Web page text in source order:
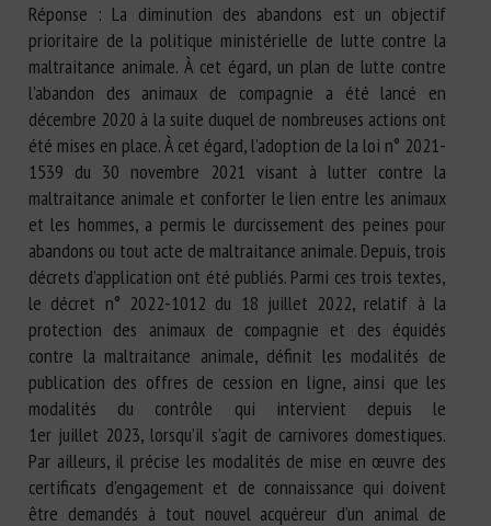
Réponse : La diminution des abandons est un objectif
prioritaire de la politique ministérielle de lutte contre la
maltraitance animale. À cet égard, un plan de lutte contre
l’abandon des animaux de compagnie a été lancé en
décembre 2020 à la suite duquel de nombreuses actions ont
été mises en place. À cet égard, l’adoption de la loi n° 2021-
1539 du 30 novembre 2021 visant à lutter contre la
maltraitance animale et conforter le lien entre les animaux
et les hommes, a permis le durcissement des peines pour
abandons ou tout acte de maltraitance animale. Depuis, trois
décrets d’application ont été publiés. Parmi ces trois textes,
le décret n° 2022-1012 du 18 juillet 2022, relatif à la
protection des animaux de compagnie et des équidés
contre la maltraitance animale, définit les modalités de
publication des offres de cession en ligne, ainsi que les
modalités du contrôle qui intervient depuis le
1er juillet 2023, lorsqu’il s’agit de carnivores domestiques.
Par ailleurs, il précise les modalités de mise en œuvre des
certificats d’engagement et de connaissance qui doivent
être demandés à tout nouvel acquéreur d’un animal de